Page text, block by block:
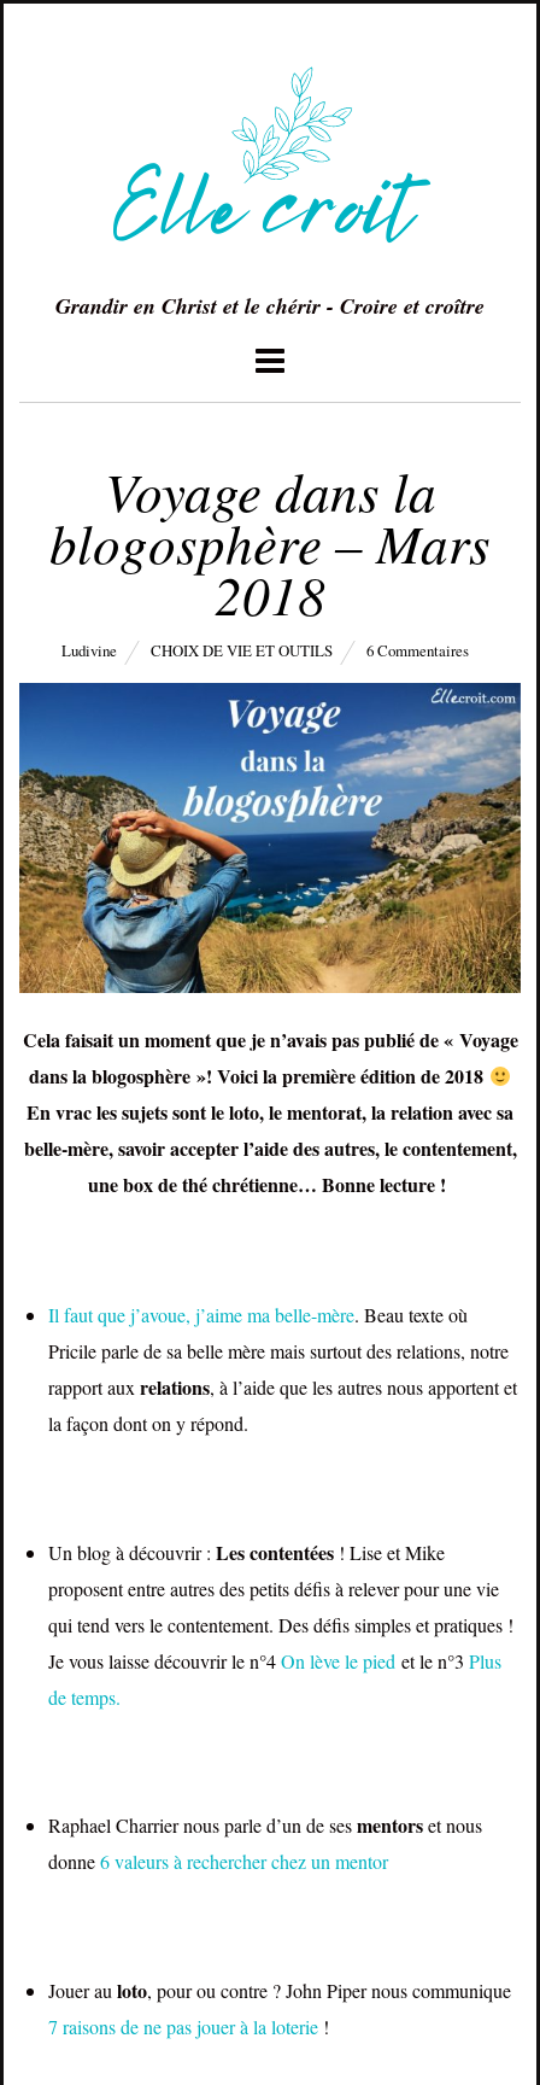
Grandir en Christ et le chérir - Croire et croître
Voyage dans la
blogosphère – Mars
2018
Ludivine CHOIX DE VIE ET OUTILS 6 Commentaires
Cela faisait un moment que je n’avais pas publié de « Voyage
dans la blogosphère »! Voici la première édition de 2018
En vrac les sujets sont le loto, le mentorat, la relation avec sa
belle-mère, savoir accepter l’aide des autres, le contentement,
une box de thé chrétienne… Bonne lecture !
Il faut que j’avoue, j’aime ma belle-mère. Beau texte où
Pricile parle de sa belle mère mais surtout des relations, notre
rapport auxrelations, à l’aide que les autres nous apportent et
la façon dont on y répond.
Un blog à découvrir :Les contentées ! Lise et Mike
proposent entre autres des petits défis à relever pour une vie
qui tend vers le contentement. Des défis simples et pratiques !
Je vous laisse découvrir le n°4On lève le pied et le n°3Plus
de temps.
Raphael Charrier nous parle d’un de sesmentorset nous
donne 6 valeurs à rechercher chez un mentor
Jouer auloto, pour ou contre ? John Piper nous communique
7 raisons de ne pas jouer à la loterie !